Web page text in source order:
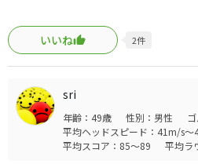
クラウンはQi35シリーズ共通の
の境目が見やすくなって、スク
かな。ステルス以降、このフレ
為、真っ直ぐにラインが入って
えた。
賛否はあると思うが、スッキリ
いいね
2件
sri
年齢：49歳 性別：男性
平均ヘッドスピード：41m/s～
平均スコア：85～89
平均ラ